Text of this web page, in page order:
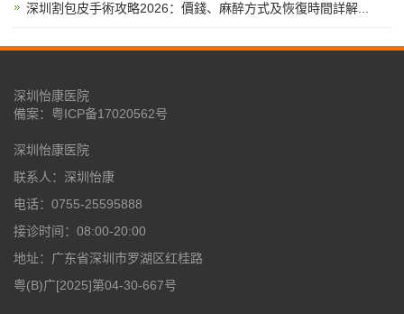
深圳割包皮手術攻略2026：價錢、麻醉方式及恢復時間詳解...
深圳怡康医院
備案： 粤ICP备17020562号
深圳怡康医院
联系人：深圳怡康
电话：0755-25595888
接诊时间：08:00-20:00
地址：广东省深圳市罗湖区红桂路
粤(B)广[2025]第04-30-667号